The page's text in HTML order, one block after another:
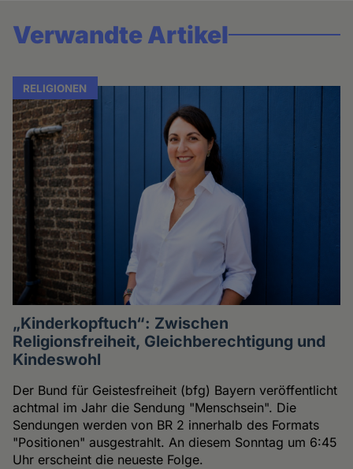
Verwandte Artikel
RELIGIONEN
„Kinderkopftuch“: Zwischen
Religionsfreiheit, Gleichberechtigung und
Kindeswohl
Der Bund für Geistesfreiheit (bfg) Bayern veröffentlicht
achtmal im Jahr die Sendung "Menschsein". Die
Sendungen werden von BR 2 innerhalb des Formats
"Positionen" ausgestrahlt. An diesem Sonntag um 6:45
Uhr erscheint die neueste Folge.